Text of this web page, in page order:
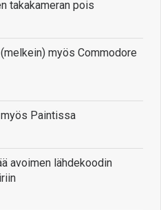
takakameran pois
myös Commodore
Paintissa
avoimen lähdekoodin